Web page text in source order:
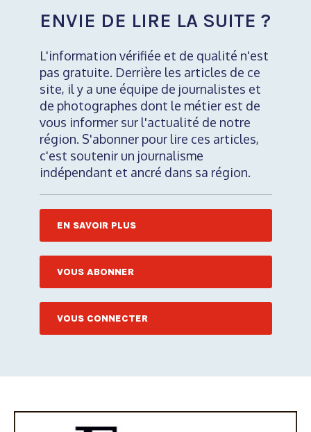
ENVIE DE LIRE LA SUITE ?
L'information vérifiée et de qualité n'est
pas gratuite. Derrière les articles de ce
site, il y a une équipe de journalistes et
de photographes dont le métier est de
vous informer sur l'actualité de notre
région. S'abonner pour lire ces articles,
c'est soutenir un journalisme
indépendant et ancré dans sa région.
EN SAVOIR PLUS
VOUS ABONNER
VOUS CONNECTER